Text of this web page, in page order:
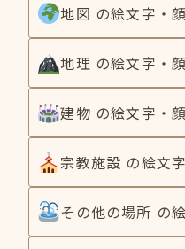
地図 の絵文字・
地理 の絵文字・
建物 の絵文字・
宗教施設 の絵文
その他の場所 の